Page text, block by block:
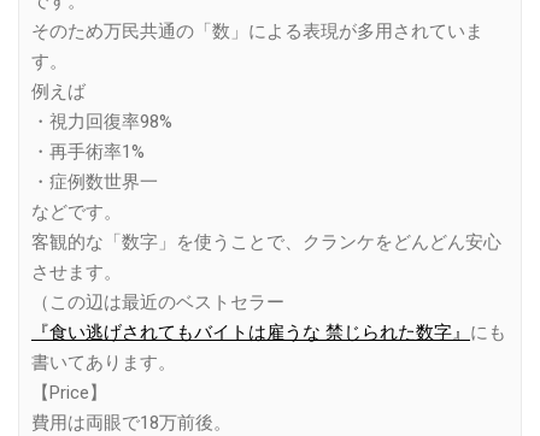
そのため万民共通の「数」による表現が多用されていま
す。
例えば
・視力回復率98%
・再手術率1%
・症例数世界一
などです。
客観的な「数字」を使うことで、クランケをどんどん安心
させます。
（この辺は最近のベストセラー
『食い逃げされてもバイトは雇うな 禁じられた数字』 にも
書いてあります。
【Price】
費用は両眼で18万前後。